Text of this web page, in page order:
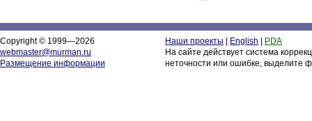
Copyright © 1999—2026
webmaster@murman.ru
Размещение информации
Наши проекты English
PDA
На сайте действует система
неточности или ошибке, выделите